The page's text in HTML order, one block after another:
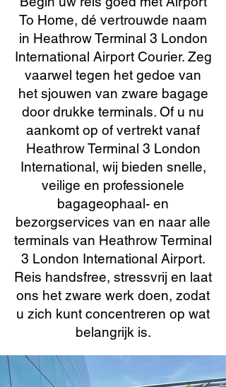
To Home, dé vertrouwde naam
in Heathrow Terminal 3 London
International Airport Courier. Zeg
vaarwel tegen het gedoe van
het sjouwen van zware bagage
door drukke terminals. Of u nu
aankomt op of vertrekt vanaf
Heathrow Terminal 3 London
International, wij bieden snelle,
veilige en professionele
bagageophaal- en
bezorgservices van en naar alle
terminals van Heathrow Terminal
3 London International Airport.
Reis handsfree, stressvrij en laat
ons het zware werk doen, zodat
u zich kunt concentreren op wat
belangrijk is.